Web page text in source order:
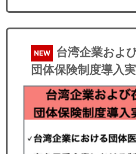
NEW
台湾企業およ
団体保険制度導入